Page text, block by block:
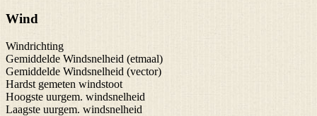
Wind
Windrichting
Gemiddelde Windsnelheid (etmaal)
Gemiddelde Windsnelheid (vector)
Hardst gemeten windstoot
Hoogste uurgem. windsnelheid
Laagste uurgem. windsnelheid